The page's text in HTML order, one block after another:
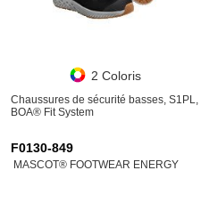
2 Coloris
Chaussures de sécurité basses, S1PL,
BOA® Fit System
F0130-849
MASCOT® FOOTWEAR ENERGY